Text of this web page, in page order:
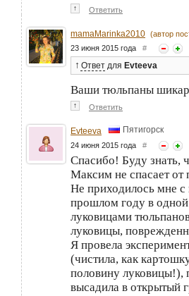
↑ Ответить
mamaMarinka2010 (автор
23 июня 2015 года #
↑ Ответ для Evteeva
Ваши тюльпаны
↑ Ответить
Evteeva Пятигорск
24 июня 2015 года #
Спасибо! Буду знать,
Максим не спасает от
Не приходилось мне с
прошлом году в одной
луковицами
луковицы,
Я провела
(чистила, как
половину луковицы!),
высадила в открытый